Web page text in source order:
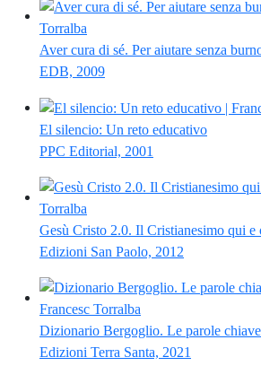
Aver cura di sé. Per aiutare senza
EDB, 2009
El silencio: Un reto educativo
PPC Editorial, 2001
Gesù Cristo 2.0. Il Cristianesimo qui e
Edizioni San Paolo, 2012
Dizionario Bergoglio. Le parole
Edizioni Terra Santa, 2021